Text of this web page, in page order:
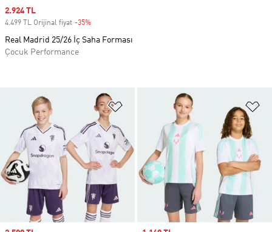
Favori Listesine Ekle
Sale price
2.924 TL
4.499 TL Orijinal fiyat -35%
Real Madrid 25/26 İç Saha Forması
Çocuk Performance